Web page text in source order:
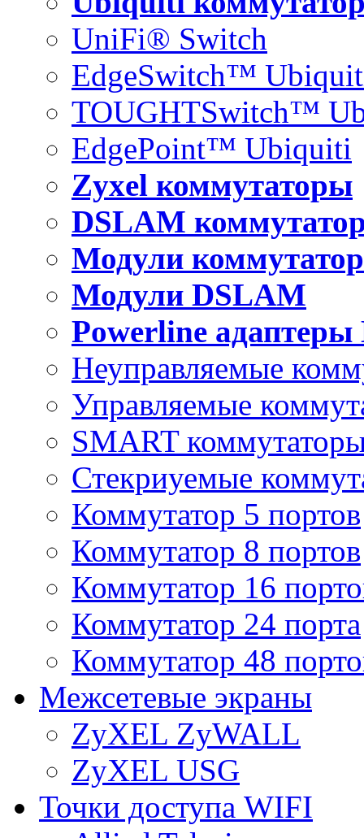
UniFi® Switch
EdgeSwitch™
TOUGHTSwitch™
EdgePoint™ Ubiquiti
Zyxel коммутаторы
DSLAM
Модули
Модули DSLAM
Powerline адаптеры
Неуправляемые
Управляемые
SMART
Стекриуемые
Коммутатор 5 портов
Коммутатор 8 портов
Коммутатор 16
Коммутатор 24 порта
Коммутатор 48
Межсетевые экраны
ZyXEL ZyWALL
ZyXEL USG
Точки доступа WIFI